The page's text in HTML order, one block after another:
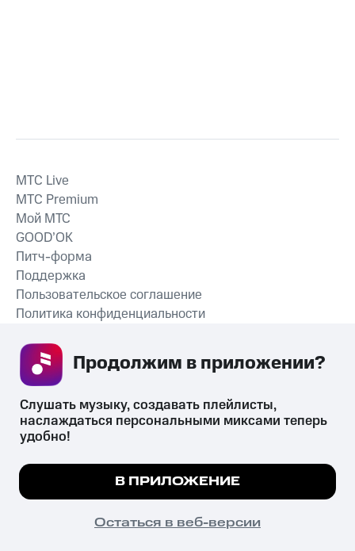
СКАЧАТЬ ПРИЛОЖЕНИЕ
MTС Live
MTС Premium
Мой МТС
GOOD’OK
Питч-форма
Поддержка
Пользовательское соглашение
Политика конфиденциальности
психотропных веществ, их аналогов причиняет вред здоровью,
их незаконный оборот запрещён и влечёт установленную
законодательством ответственность.
© 2026 ООО «КИОН».
Все права защищены
Мы используем куки, чтобы на сайте все
Подробнее
ПОНЯТНО
Слушать музыку, создавать плейлисты,
наслаждаться персональными миксами теперь
удобно!
В ПРИЛОЖЕНИЕ
Остаться в веб-версии